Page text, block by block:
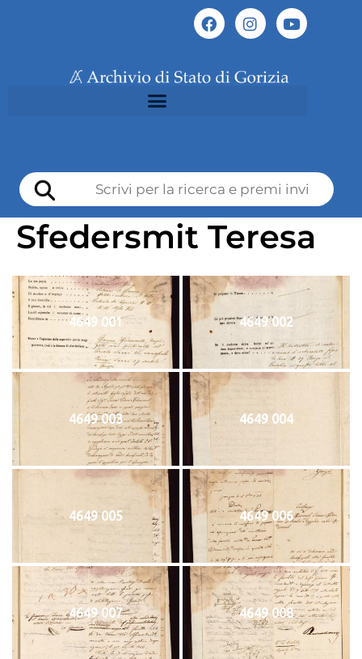
Sfedersmit Teresa
4649 001 4649 002
4649 003 4649 004
4649 005 4649 006
4649 007 4649 008